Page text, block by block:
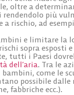
oltre a
rendendolo più
rischio, ad
e limitare la
sopra
tutti i Paesi
dell’aria. Tra le
come le
possibile
fabbriche ecc.).